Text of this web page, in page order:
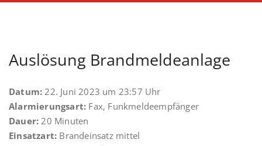
Auslösung Brandmeldeanlage
Datum: 22. Juni 2023 um 23:57 Uhr
Alarmierungsart: Fax, Funkmeldeempfänger
Dauer: 20 Minuten
Einsatzart: Brandeinsatz mittel